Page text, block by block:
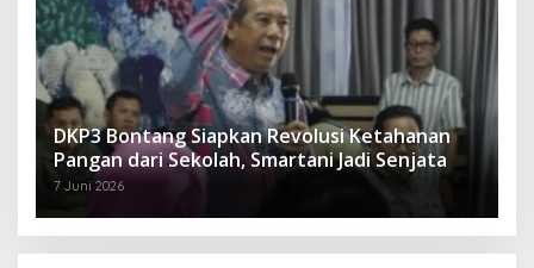
DKP3 Bontang Siapkan Revolusi Ketahanan
Pangan dari Sekolah, Smartani Jadi Senjata
7 Juni 2026